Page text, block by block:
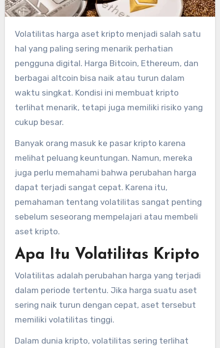
Volatilitas harga aset kripto menjadi salah satu
hal yang paling sering menarik perhatian
pengguna digital. Harga Bitcoin, Ethereum, dan
berbagai altcoin bisa naik atau turun dalam
waktu singkat. Kondisi ini membuat kripto
terlihat menarik, tetapi juga memiliki risiko yang
cukup besar.
Banyak orang masuk ke pasar kripto karena
melihat peluang keuntungan. Namun, mereka
juga perlu memahami bahwa perubahan harga
dapat terjadi sangat cepat. Karena itu,
pemahaman tentang volatilitas sangat penting
sebelum seseorang mempelajari atau membeli
aset kripto.
Apa Itu Volatilitas Kripto
Volatilitas adalah perubahan harga yang terjadi
dalam periode tertentu. Jika harga suatu aset
sering naik turun dengan cepat, aset tersebut
memiliki volatilitas tinggi.
Dalam dunia kripto, volatilitas sering terlihat